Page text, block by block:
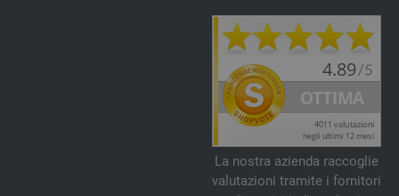
La nostra azienda raccoglie
valutazioni tramite i fornitori